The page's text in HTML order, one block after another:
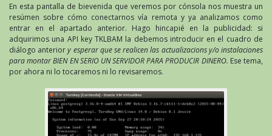
En esta pantalla de bievenida que veremos por cónsola nos muestra un
resúmen sobre cómo conectarnos vía remota y ya analizamos como
entrar en el apartado anterior. Hago hincapié en la publicidad: si
adquirimos una API key TKLBAM la debemos introducir en el cuadro de
diálogo anteriory esperar que se realicen las actualizacions y/o instalaciones
para montar BIEN EN SERIO UN SERVIDOR PARA PRODUCIR DINERO. Ese tema,
por ahora ni lo tocaremos ni lo revisaremos.